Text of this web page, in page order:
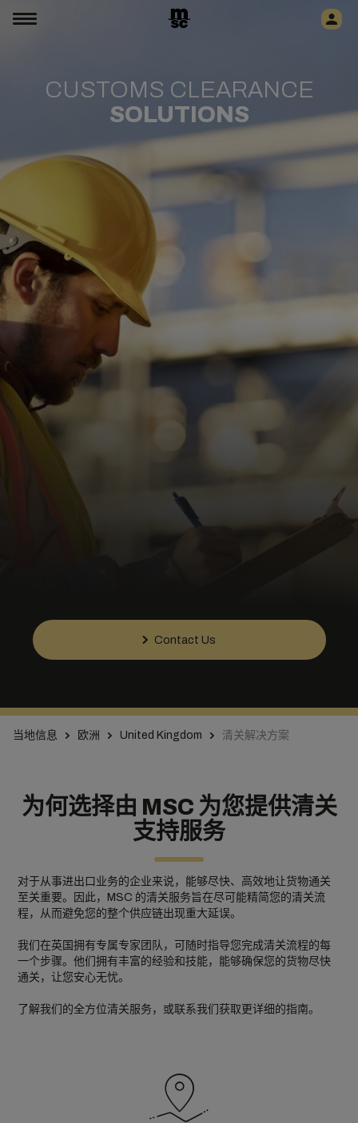
CUSTOMS CLEARANCE
SOLUTIONS
Contact Us
当地信息 欧洲 United Kingdom 清关解决方案
为何选择由 MSC 为您提供清关
支持服务
对于从事进出口业务的企业来说，能够尽快、高效地让货物通关
至关重要。因此，MSC 的清关服务旨在尽可能精简您的清关流
程，从而避免您的整个供应链出现重大延误。
我们在英国拥有专属专家团队，可随时指导您完成清关流程的每
一个步骤。他们拥有丰富的经验和技能，能够确保您的货物尽快
通关，让您安心无忧。
了解我们的全方位清关服务，或联系我们获取更详细的指南。